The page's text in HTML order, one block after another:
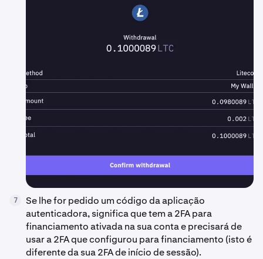
7
Se lhe for pedido um código da aplicação
autenticadora, significa que tem a 2FA para
financiamento ativada na sua conta e precisará de
usar a 2FA que configurou para financiamento (isto é
diferente da sua 2FA de início de sessão).